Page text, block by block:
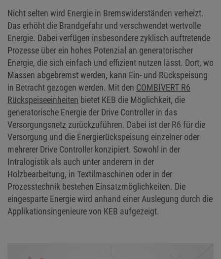
Nicht selten wird Energie in Bremswiderständen verheizt.
Das erhöht die Brandgefahr und verschwendet wertvolle
Energie. Dabei verfügen insbesondere zyklisch auftretende
Prozesse über ein hohes Potenzial an generatorischer
Energie, die sich einfach und effizient nutzen lässt. Dort, wo
Massen abgebremst werden, kann Ein- und Rückspeisung
in Betracht gezogen werden. Mit den COMBIVERT R6
Rückspeiseeinheiten bietet KEB die Möglichkeit, die
generatorische Energie der Drive Controller in das
Versorgungsnetz zurückzuführen. Dabei ist der R6 für die
Versorgung und die Energierückspeisung einzelner oder
mehrerer Drive Controller konzipiert. Sowohl in der
Intralogistik als auch unter anderem in der
Holzbearbeitung, in Textilmaschinen oder in der
Prozesstechnik bestehen Einsatzmöglichkeiten. Die
eingesparte Energie wird anhand einer Auslegung durch die
Applikationsingenieure von KEB aufgezeigt.